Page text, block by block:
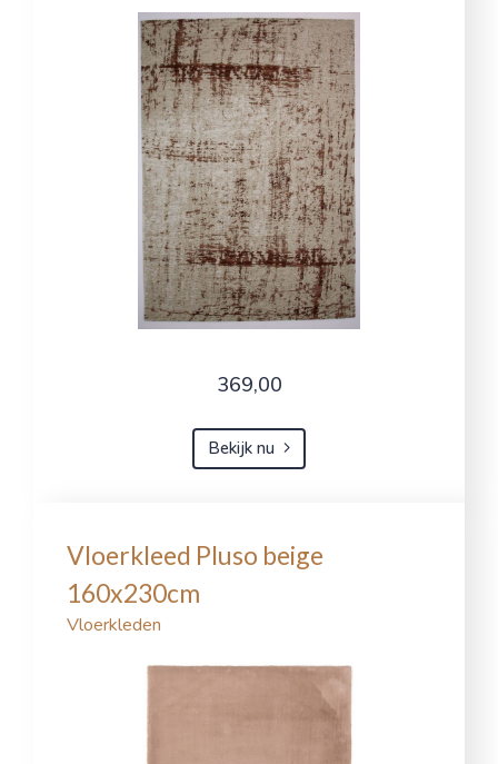
369,00
Bekijk nu
Vloerkleed Pluso beige
160x230cm
Vloerkleden